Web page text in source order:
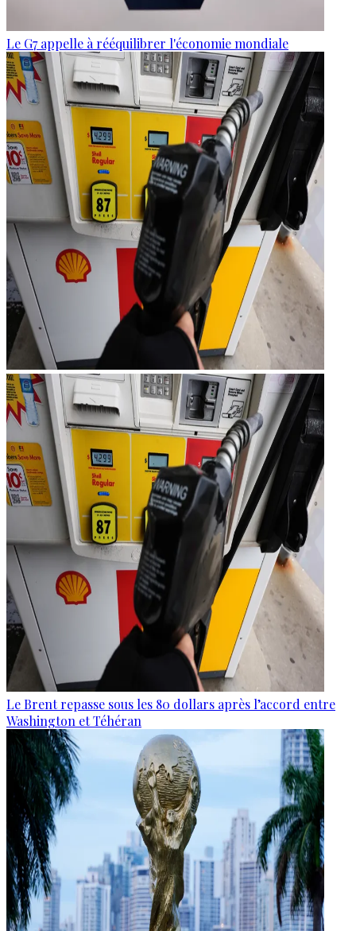
Le G7 appelle à rééquilibrer l'économie mondiale
Le Brent repasse sous les 80 dollars après l’accord entre
Washington et Téhéran